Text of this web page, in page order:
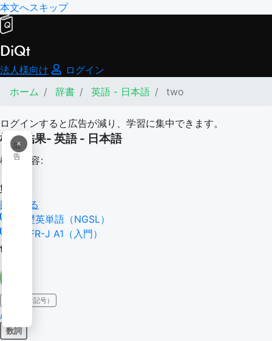
本文へスキップ
DiQt
法人様向け
ログイン
ホーム
辞書 英語 - 日本語 two
ログインすると広告が減り、学習に集中できます。
×
広
告
検索結果- 英語 - 日本語
検索内容:
two
翻訳する
基礎英単語（NGSL）
CEFR-J A1（入門）
two
IPA（発音記号）
/tuː/
数詞